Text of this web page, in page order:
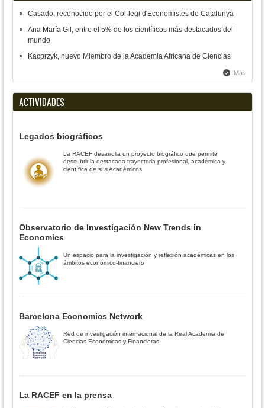
Casado, reconocido por el Col·legi d'Economistes de Catalunya
Ana María Gil, entre el 5% de los científicos más destacados del
mundo
Kacprzyk, nuevo Miembro de la Academia Africana de Ciencias
Más
ACTIVIDADES
Legados biográficos
La RACEF desarrolla un proyecto biográfico que permite
descubrir la destacada trayectoria profesional, académica y
científica de sus Académicos
Observatorio de Investigación New Trends in
Economics
Un espacio para la investigación y reflexión académicas en los
ámbitos económico-financiero
Barcelona Economics Network
Red de investigación internacional de la Real Academia de
Ciencias Económicas y Financieras
La RACEF en la prensa